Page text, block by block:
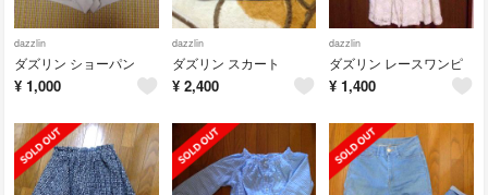
dazzlin
ダズリン ショーパン
¥ 1,000
dazzlin
ダズリン スカート
¥ 2,400
dazzlin
ダズリン レースワンピ
¥ 1,400